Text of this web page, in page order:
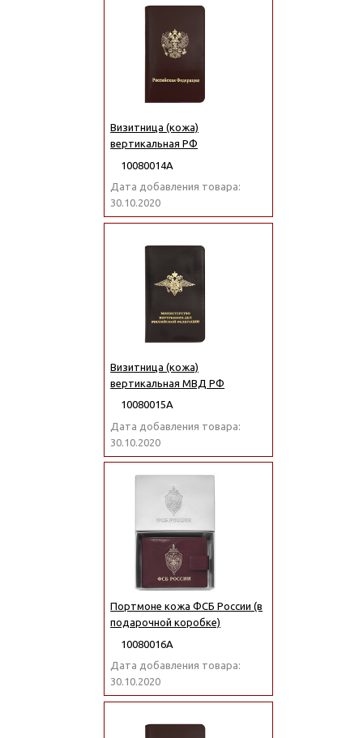
Визитница (кожа)
вертикальная РФ
10080014А
Дата добавления товара:
30.10.2020
Визитница (кожа)
вертикальная МВД РФ
10080015А
Дата добавления товара:
30.10.2020
Портмоне кожа ФСБ России (в
подарочной коробке)
10080016А
Дата добавления товара:
30.10.2020